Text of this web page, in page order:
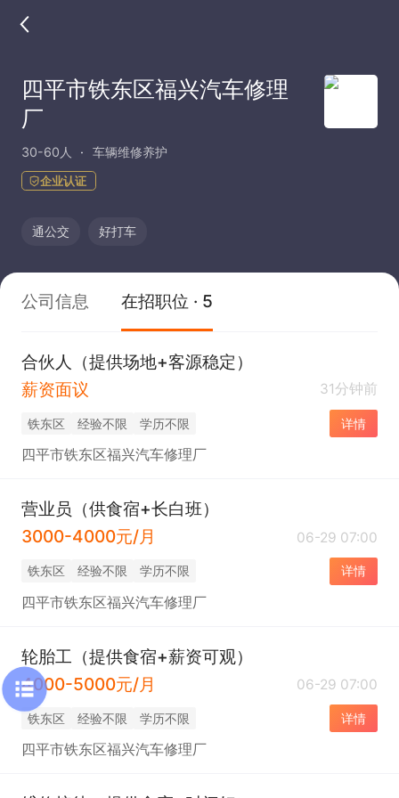
四平市铁东区福兴汽车修理
厂
30-60人 车辆维修养护
企业认证
通公交 好打车
公司信息 在招职位 · 5
合伙人（提供场地+客源稳定）
薪资面议
31分钟前
铁东区 经验不限 学历不限 详情
四平市铁东区福兴汽车修理厂
营业员（供食宿+长白班）
3000-4000元/月
06-29 07:00
铁东区 经验不限 学历不限 详情
四平市铁东区福兴汽车修理厂
轮胎工（提供食宿+薪资可观）
4000-5000元/月
06-29 07:00
铁东区 经验不限 学历不限 详情
四平市铁东区福兴汽车修理厂